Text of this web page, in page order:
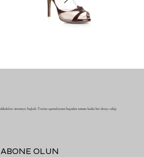
üretmeye başladı. Üretim aşamalarının başından sonuna kadar her detayı takip
OLUN